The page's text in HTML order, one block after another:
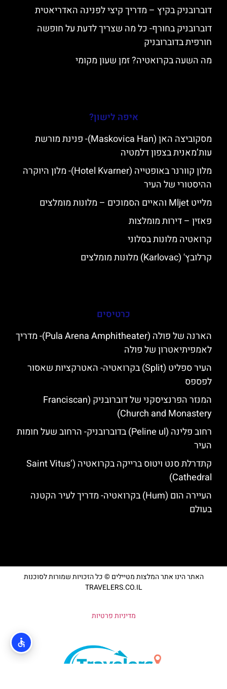
דוברובניק בקיץ – מדריך קיצי לפנינה האדריאטית
דוברובניק בחורף- כל מה שצריך לדעת על חופשה
חורפית בדוברובניק
מה השעה בקרואטיה? זמן שעון מקומי
איפה לישון?
מסקוביצה האן (Maskovica Han)- פנינת מורשת
עות’מאנית בצפון דלמטיה
מלון קוורנר באופטייה (Hotel Kvarner)- מלון היוקרה
ההיסטורי של העיר
מלייט Mljet והאיים הסמוכים – מלונות מומלצים
פאזין – דירות מומלצות
קרואטיה מלונות בסלוני
קרלובץ' (Karlovac) מלונות מומלצים
כרטיסים
הארנה של פולה (Pula Arena Amphitheater)- מדריך
לאמפיתיאטרון של פולה
העיר ספליט (Split) בקרואטיה- האטרקציות שאסור
לפספס
המנזר הפרנציסקני של דוברובניק (Franciscan
Church and Monastery)
רחוב פלינה (Peline ul) בדוברובניק- הרחוב שעל חומות
העיר
קתדרלת סנט ויטוס ברייקה בקרואטיה (Saint Vitus’
Cathedral)
העיירה הום (Hum) בקרואטיה- מדריך לעיר הקטנה
בעולם
האתר הינו אתר המלצות מטיילים © כל הזכויות שמורות לסוכנות
TRAVELERS.CO.IL
מדיניות פרטיות